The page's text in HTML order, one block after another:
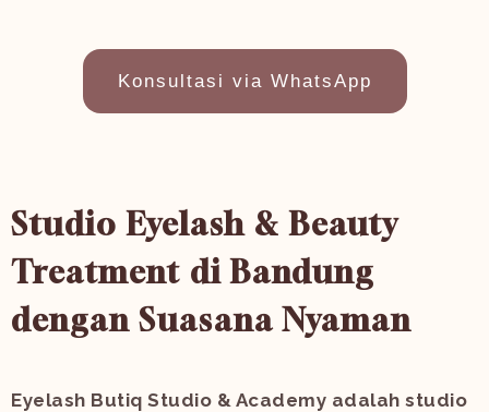
Konsultasi via WhatsApp
Studio Eyelash & Beauty
Treatment di Bandung
dengan Suasana Nyaman
Eyelash Butiq Studio & Academy adalah studio